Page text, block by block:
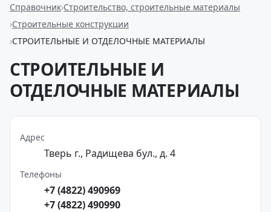
Справочник Строительство, строительные материалы
Строительные конструкции
СТРОИТЕЛЬНЫЕ И ОТДЕЛОЧНЫЕ МАТЕРИАЛЫ
СТРОИТЕЛЬНЫЕ И
ОТДЕЛОЧНЫЕ МАТЕРИАЛЫ
Адрес
Тверь г., Радищева бул., д. 4
Телефоны
+7 (4822) 490969
+7 (4822) 490990